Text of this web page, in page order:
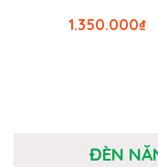
₫
1.350.000
ĐÈN